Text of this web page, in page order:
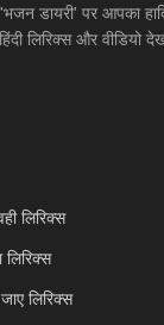
डायरी' पर आपका
लिरिक्स और
लिरिक्स
लिरिक्स
लिरिक्स